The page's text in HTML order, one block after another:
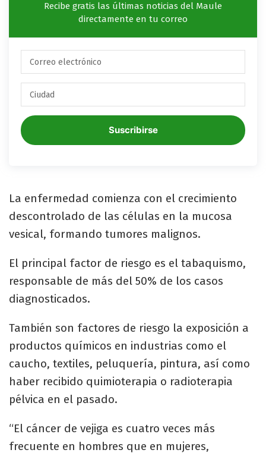
Recibe gratis las últimas noticias del Maule
directamente en tu correo
Suscribirse
La enfermedad comienza con el crecimiento
descontrolado de las células en la mucosa
vesical, formando tumores malignos.
El principal factor de riesgo es el tabaquismo,
responsable de más del 50% de los casos
diagnosticados.
También son factores de riesgo la exposición a
productos químicos en industrias como el
caucho, textiles, peluquería, pintura, así como
haber recibido quimioterapia o radioterapia
pélvica en el pasado.
“El cáncer de vejiga es cuatro veces más
frecuente en hombres que en mujeres,